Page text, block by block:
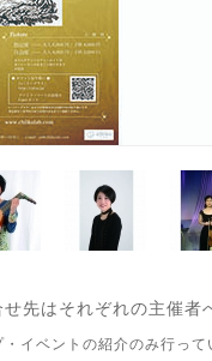
先はそれぞれの主催者
イベントの紹介のみ行って